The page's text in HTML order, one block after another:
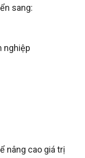
sang:
nghiệp
nâng cao giá trị